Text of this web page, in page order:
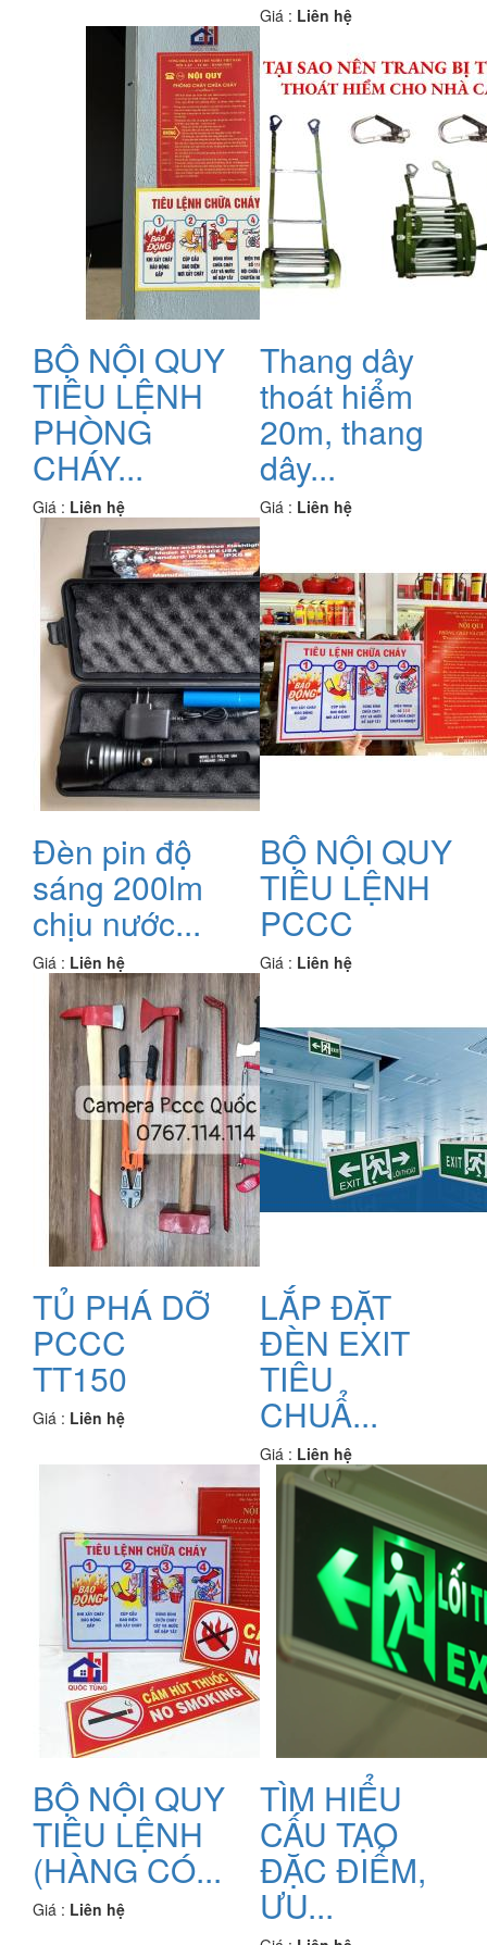
Giá : Liên hệ
BỘ NỘI QUY
TIÊU LỆNH
PHÒNG
CHÁY...
Giá : Liên hệ
Thang dây
thoát hiểm
20m, thang
dây...
Giá : Liên hệ
Đèn pin độ
sáng 200lm
chịu nước...
Giá : Liên hệ
BỘ NỘI QUY
TIÊU LỆNH
PCCC
Giá : Liên hệ
TỦ PHÁ DỠ
PCCC
TT150
Giá : Liên hệ
LẮP ĐẶT
ĐÈN EXIT
TIÊU
CHUẨ...
Giá : Liên hệ
BỘ NỘI QUY
TIÊU LỆNH
(HÀNG CÓ...
Giá : Liên hệ
TÌM HIỂU
CẤU TẠO
ĐẶC ĐIỂM,
ƯU...